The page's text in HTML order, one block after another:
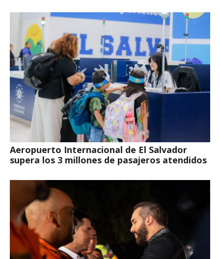
Aeropuerto Internacional de El Salvador
supera los 3 millones de pasajeros atendidos